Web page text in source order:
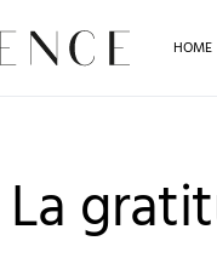
HOME
La